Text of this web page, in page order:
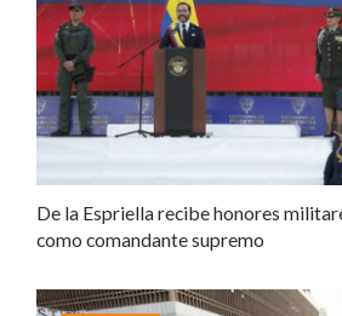
De la Espriella recibe honores
como comandante supremo